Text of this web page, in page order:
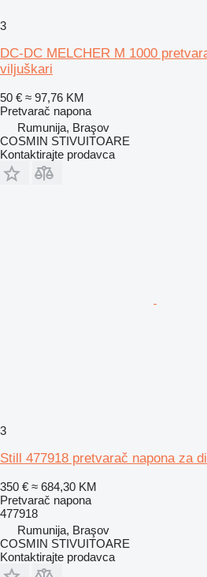
3
DC-DC MELCHER M 1000
viljuškari
50 € ≈ 97,76 KM
Pretvarač napona
Rumunija, Braşov
COSMIN STIVUITOARE
Kontaktirajte prodavca
3
Still 477918 pretvarač napona za
350 € ≈ 684,30 KM
Pretvarač napona
477918
Rumunija, Braşov
COSMIN STIVUITOARE
Kontaktirajte prodavca